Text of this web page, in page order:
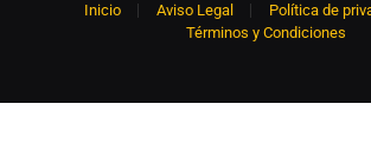
Inicio Aviso Legal
Política de
Términos y Condiciones